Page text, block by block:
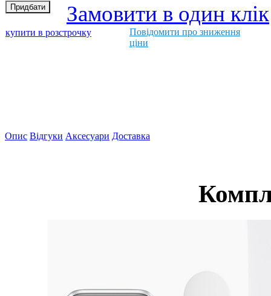
Замовити в один клік
купити в розстрочку
Повідомити про зниження
ціни
Опис Відгуки Аксесуари Доставка